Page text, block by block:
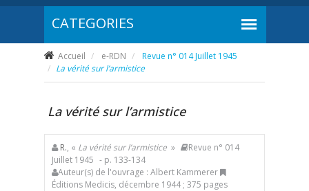
Accueil e-RDN
Revue n° 014 Juillet 1945
La vérité sur l’armistice
La vérité sur l’armistice
R., « La vérité sur l’armistice »
Revue n° 014
Juillet 1945 - p. 133-134
Auteur(s) de l'ouvrage : Albert Kammerer
Éditions Medicis, décembre 1944 ; 375 pages